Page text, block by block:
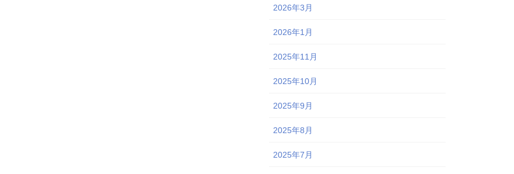
2026年3月
2026年1月
2025年11月
2025年10月
2025年9月
2025年8月
2025年7月